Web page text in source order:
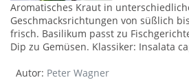
Aromatisches Kraut in
Geschmacksrichtungen von süßlich
frisch. Basilikum passt zu
Dip zu Gemüsen. Klassiker: Insalata
Autor: Peter Wagner